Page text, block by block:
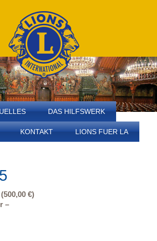
DAS HILFSWERK
KONTAKT LIONS FUER LA
€)
–